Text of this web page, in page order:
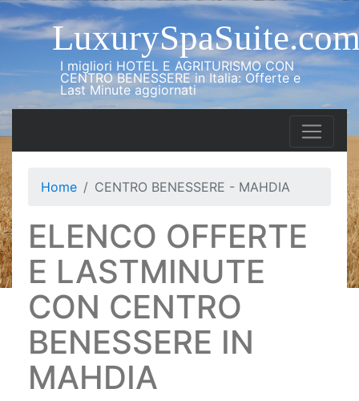
I migliori HOTEL E AGRITURISMO CON
CENTRO BENESSERE in Italia: Offerte e
Last Minute aggiornati
Home CENTRO BENESSERE - MAHDIA
ELENCO OFFERTE
E LASTMINUTE
CON CENTRO
BENESSERE IN
MAHDIA